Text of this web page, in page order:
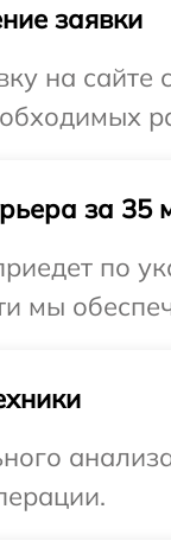
заявки
на
за 35
по
мы